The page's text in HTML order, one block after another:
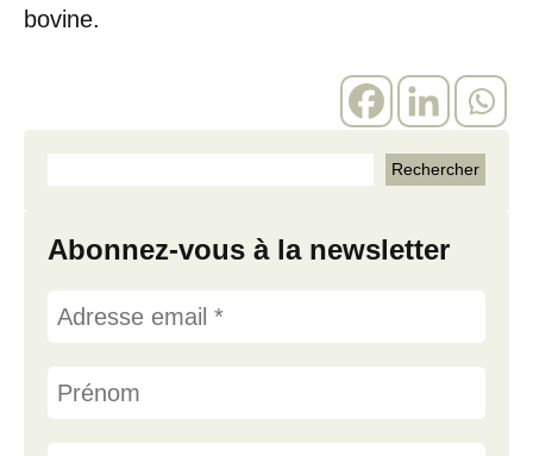
bovine.
Abonnez-vous à la newsletter